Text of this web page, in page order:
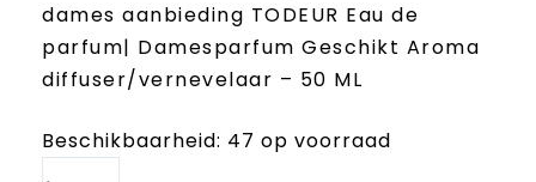
dames aanbieding TODEUR Eau de
parfum| Damesparfum Geschikt Aroma
diffuser/vernevelaar – 50 ML
Beschikbaarheid: 47 op voorraad
TODEUR